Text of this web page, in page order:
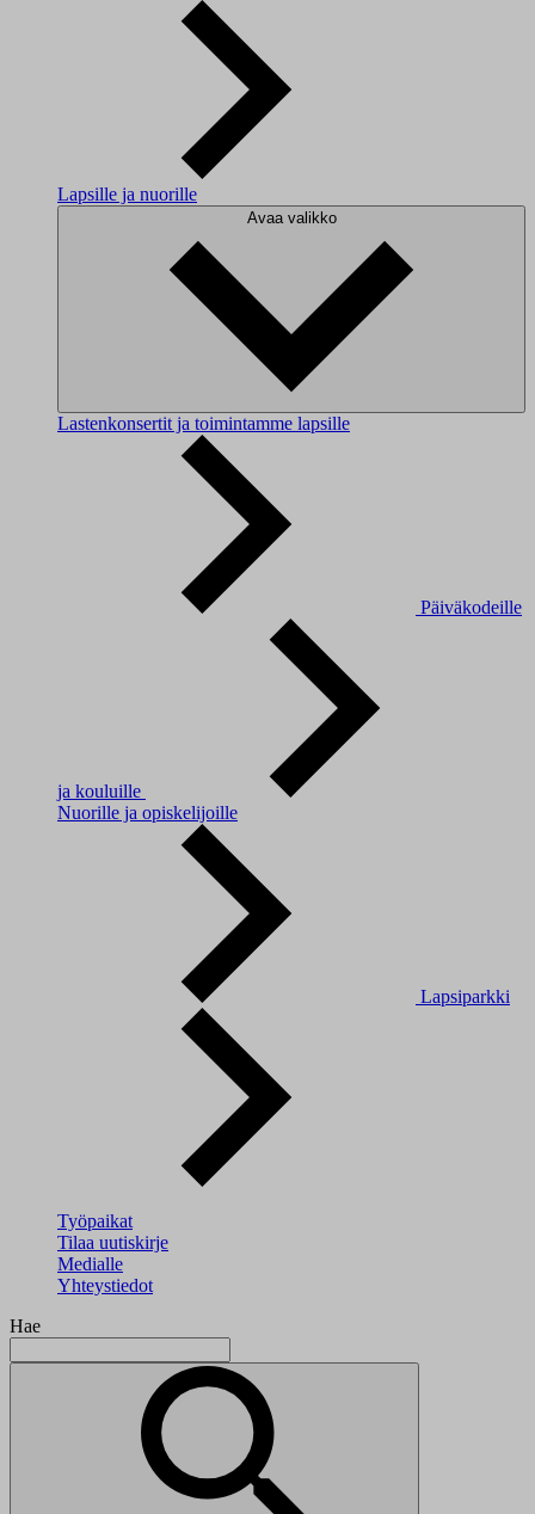
Lapsille ja nuorille
Avaa valikko
Lastenkonsertit ja toimintamme lapsille
Päiväkodeille
ja kouluille
Nuorille ja opiskelijoille
Lapsiparkki
Työpaikat
Tilaa uutiskirje
Medialle
Yhteystiedot
Hae